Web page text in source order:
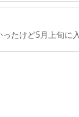
たけど5月上旬に